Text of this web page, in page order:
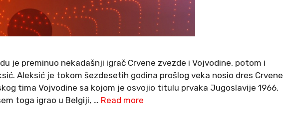
je preminuo nekadašnji igrač Crvene zvezde i Vojvodine, potom i
Aleksić je tokom šezdesetih godina prošlog veka nosio dres Crvene
tima Vojvodine sa kojom je osvojio titulu prvaka Jugoslavije 1966.
toga igrao u Belgiji, … Read more